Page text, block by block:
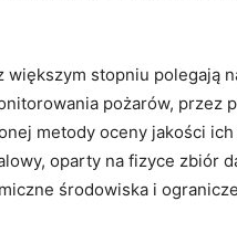
większym stopniu polegają
pożarów, przez
metody oceny jakości
oparty na fizyce zbiór
środowiska i